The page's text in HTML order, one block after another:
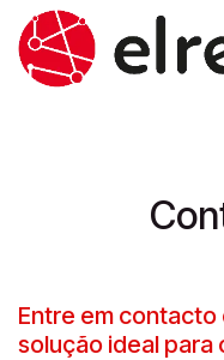
Pular para o conteúdo
Entre em
solução ideal para